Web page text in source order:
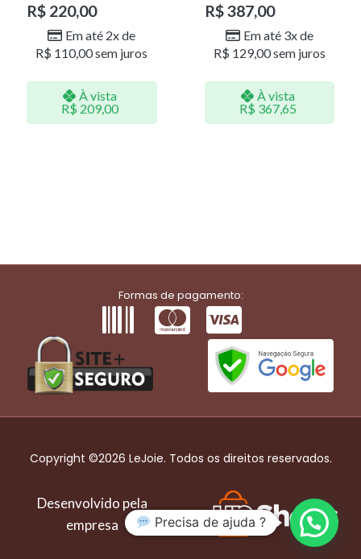
R$ 220,00
Em até 2x de
R$ 110,00sem juros
À vista
R$ 209,00
R$387,00
Em até 3x de
R$ 129,00sem juros
À vista
R$ 367,65
Formas de pagamento:
Copyright ©2026 LeJoie. Todos os direitos reservados.
Desenvolvido pela
empresa
Precisa de ajuda ?